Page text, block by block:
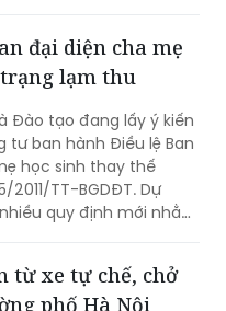
tảng cho nước tái
lý, lưu thông và sử dụng
kinh tế tuần hoàn.
Đào tạo đang lấy ý kiến
ban hành Điều lệ Ban
học sinh thay thế
2011/TT-BGDĐT. Dự
quy định mới nhằm
hợp giữa gia đình và
thời siết chặt hoạt
đại diện, ngăn chặn tình
nghĩa phụ huynh.
từ xe tự chế, chở
tháng, lực lượng